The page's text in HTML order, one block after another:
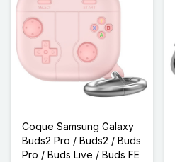
Coque Samsung Galaxy
Buds2 Pro / Buds2 / Buds
Pro / Buds Live / Buds FE